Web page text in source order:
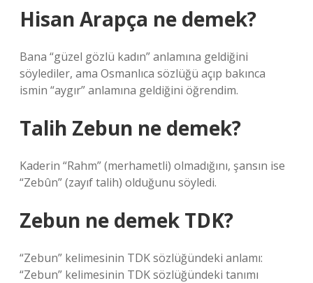
Hisan Arapça ne demek?
Bana “güzel gözlü kadın” anlamına geldiğini
söylediler, ama Osmanlıca sözlüğü açıp bakınca
ismin “aygır” anlamına geldiğini öğrendim.
Talih Zebun ne demek?
Kaderin “Rahm” (merhametli) olmadığını, şansın ise
“Zebûn” (zayıf talih) olduğunu söyledi.
Zebun ne demek TDK?
“Zebun” kelimesinin TDK sözlüğündeki anlamı:
“Zebun” kelimesinin TDK sözlüğündeki tanımı